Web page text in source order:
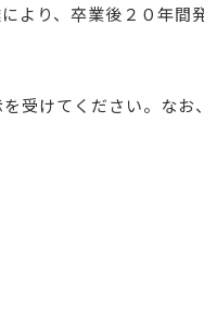
より、卒業後２０年間
けてください。なお